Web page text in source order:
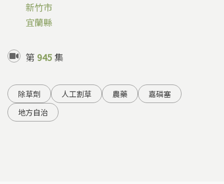
新竹市
宜蘭縣
第 945集
除草劑 人工割草 農藥
嘉磷塞
地方自治